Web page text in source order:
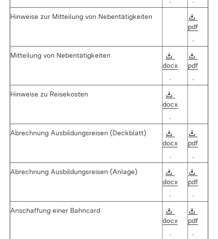
Hinweise zur Mitteilung von Nebentätigkeiten
pdf
Mitteilung von Nebentätigkeiten
Download:
docx
pdf
Hinweise zu Reisekosten
docx
Abrechnung Ausbildungsreisen (Deckblatt)
Download:
docx
pdf
Abrechnung Ausbildungsreisen (Anlage)
Download:
docx
pdf
Anschaffung einer Bahncard
Download:
docx
pdf